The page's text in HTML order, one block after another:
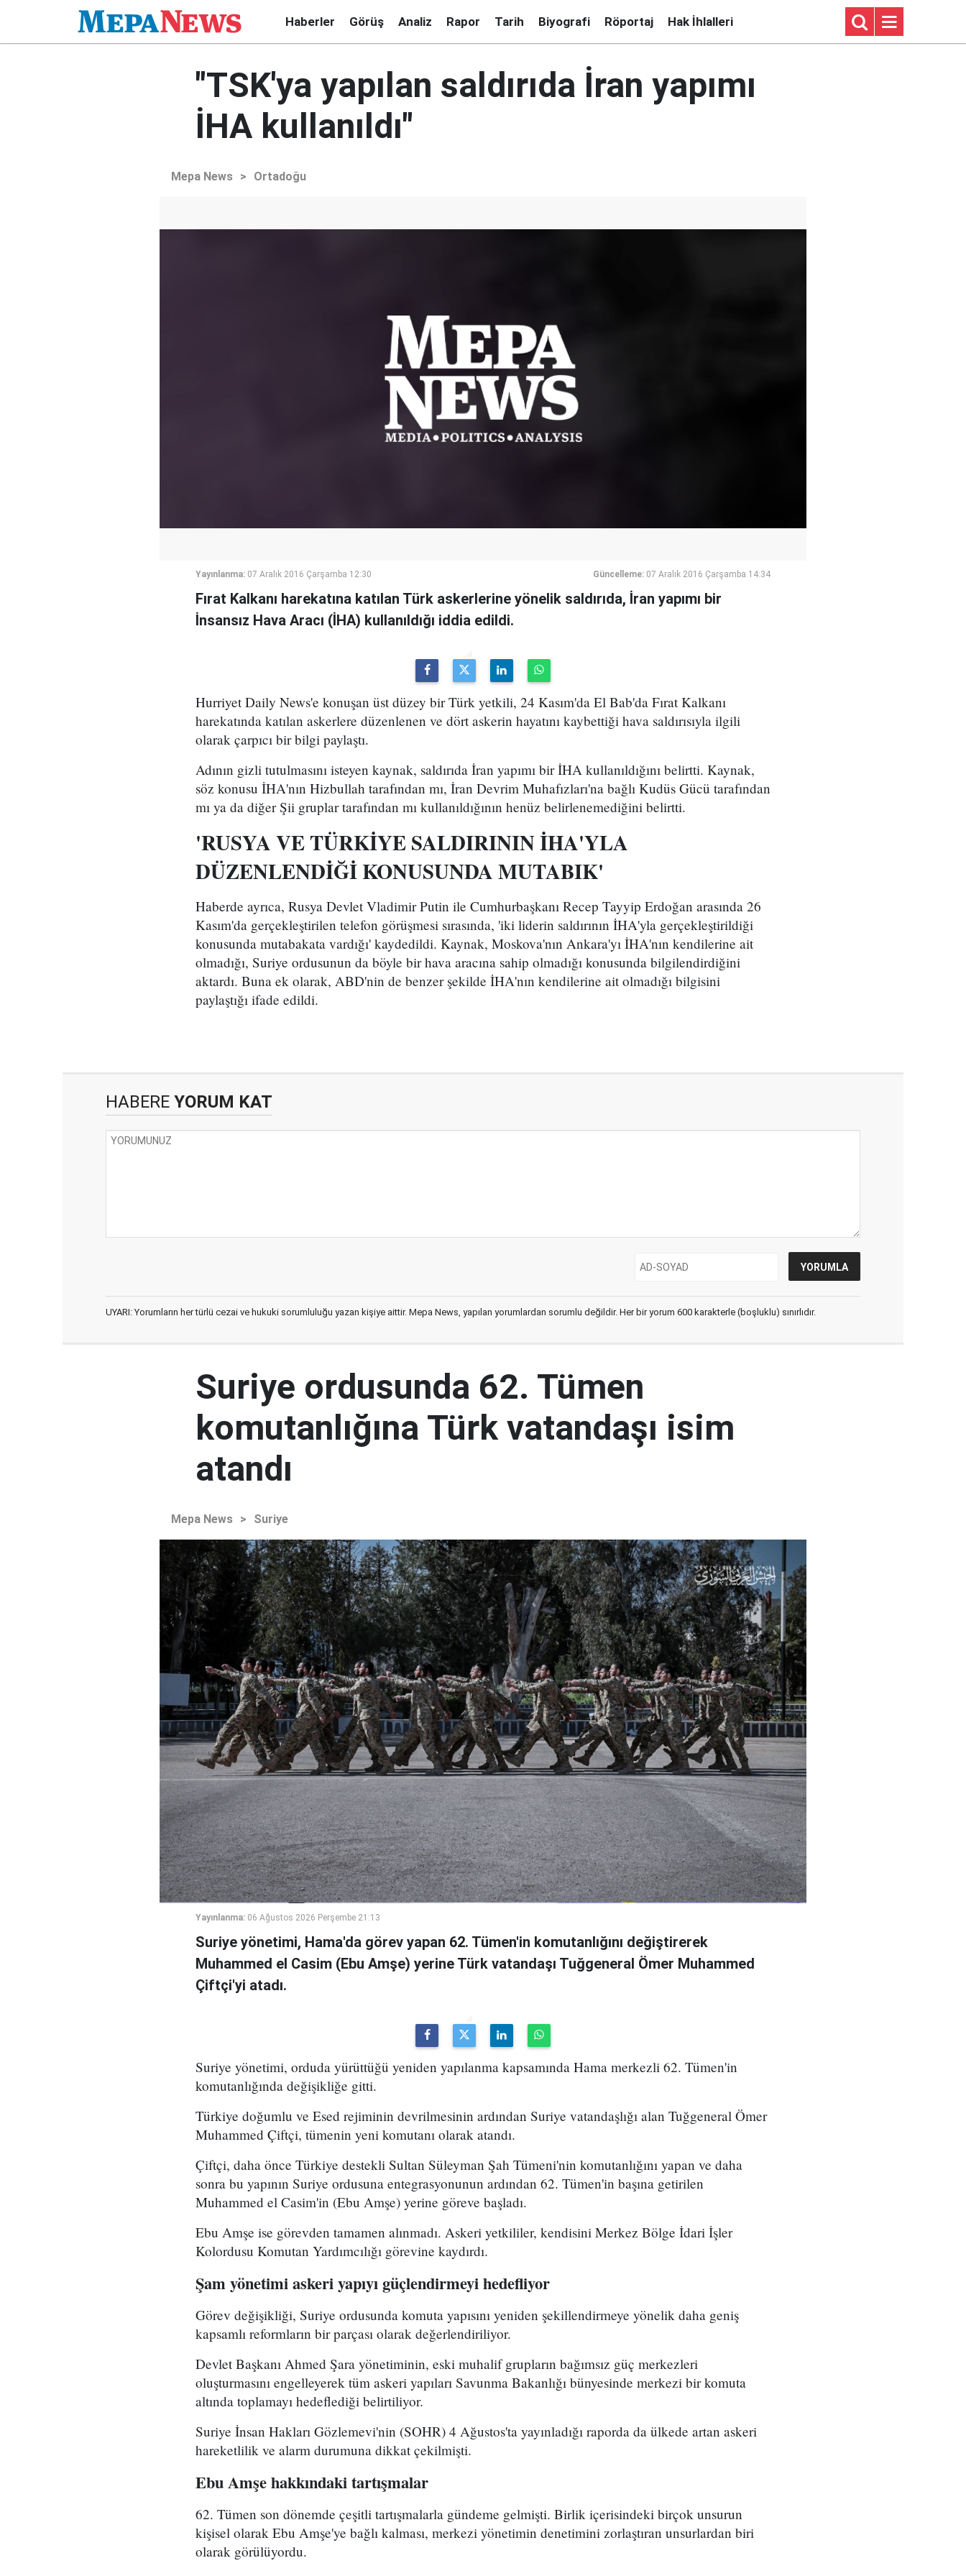
Haberler Görüş Analiz Rapor Tarih Biyografi Röportaj Hak İhlalleri
"TSK'ya yapılan saldırıda İran yapımı
İHA kullanıldı"
Mepa News > Ortadoğu
Yayınlanma: 07 Aralık 2016 Çarşamba 12:30 Güncelleme: 07 Aralık 2016 Çarşamba 14:34
Fırat Kalkanı harekatına katılan Türk askerlerine yönelik saldırıda, İran yapımı bir
İnsansız Hava Aracı (İHA) kullanıldığı iddia edildi.
Hurriyet Daily News'e konuşan üst düzey bir Türk yetkili, 24 Kasım'da El Bab'da Fırat Kalkanı
harekatında katılan askerlere düzenlenen ve dört askerin hayatını kaybettiği hava saldırısıyla ilgili
olarak çarpıcı bir bilgi paylaştı.
Adının gizli tutulmasını isteyen kaynak, saldırıda İran yapımı bir İHA kullanıldığını belirtti. Kaynak,
söz konusu İHA'nın Hizbullah tarafından mı, İran Devrim Muhafızları'na bağlı Kudüs Gücü tarafından
mı ya da diğer Şii gruplar tarafından mı kullanıldığının henüz belirlenemediğini belirtti.
'RUSYA VE TÜRKİYE SALDIRININ İHA'YLA
DÜZENLENDİĞİ KONUSUNDA MUTABIK'
Haberde ayrıca, Rusya Devlet Vladimir Putin ile Cumhurbaşkanı Recep Tayyip Erdoğan arasında 26
Kasım'da gerçekleştirilen telefon görüşmesi sırasında, 'iki liderin saldırının İHA'yla gerçekleştirildiği
konusunda mutabakata vardığı' kaydedildi. Kaynak, Moskova'nın Ankara'yı İHA'nın kendilerine ait
olmadığı, Suriye ordusunun da böyle bir hava aracına sahip olmadığı konusunda bilgilendirdiğini
aktardı. Buna ek olarak, ABD'nin de benzer şekilde İHA'nın kendilerine ait olmadığı bilgisini
paylaştığı ifade edildi.
HABERE YORUM KAT
UYARI: Yorumların her türlü cezai ve hukuki sorumluluğu yazan kişiye aittir. Mepa News, yapılan yorumlardan sorumlu değildir. Her bir yorum 600 karakterle (boşluklu) sınırlıdır.
Suriye ordusunda 62. Tümen
komutanlığına Türk vatandaşı isim
atandı
Mepa News > Suriye
Yayınlanma: 06 Ağustos 2026 Perşembe 21:13
Suriye yönetimi, Hama'da görev yapan 62. Tümen'in komutanlığını değiştirerek
Muhammed el Casim (Ebu Amşe) yerine Türk vatandaşı Tuğgeneral Ömer Muhammed
Çiftçi'yi atadı.
Suriye yönetimi, orduda yürüttüğü yeniden yapılanma kapsamında Hama merkezli 62. Tümen'in
komutanlığında değişikliğe gitti.
Türkiye doğumlu ve Esed rejiminin devrilmesinin ardından Suriye vatandaşlığı alan Tuğgeneral Ömer
Muhammed Çiftçi, tümenin yeni komutanı olarak atandı.
Çiftçi, daha önce Türkiye destekli Sultan Süleyman Şah Tümeni'nin komutanlığını yapan ve daha
sonra bu yapının Suriye ordusuna entegrasyonunun ardından 62. Tümen'in başına getirilen
Muhammed el Casim'in (Ebu Amşe) yerine göreve başladı.
Ebu Amşe ise görevden tamamen alınmadı. Askeri yetkililer, kendisini Merkez Bölge İdari İşler
Kolordusu Komutan Yardımcılığı görevine kaydırdı.
Şam yönetimi askeri yapıyı güçlendirmeyi hedefliyor
Görev değişikliği, Suriye ordusunda komuta yapısını yeniden şekillendirmeye yönelik daha geniş
kapsamlı reformların bir parçası olarak değerlendiriliyor.
Devlet Başkanı Ahmed Şara yönetiminin, eski muhalif grupların bağımsız güç merkezleri
oluşturmasını engelleyerek tüm askeri yapıları Savunma Bakanlığı bünyesinde merkezi bir komuta
altında toplamayı hedeflediği belirtiliyor.
Suriye İnsan Hakları Gözlemevi'nin (SOHR) 4 Ağustos'ta yayınladığı raporda da ülkede artan askeri
hareketlilik ve alarm durumuna dikkat çekilmişti.
Ebu Amşe hakkındaki tartışmalar
62. Tümen son dönemde çeşitli tartışmalarla gündeme gelmişti. Birlik içerisindeki birçok unsurun
kişisel olarak Ebu Amşe'ye bağlı kalması, merkezi yönetimin denetimini zorlaştıran unsurlardan biri
olarak görülüyordu.